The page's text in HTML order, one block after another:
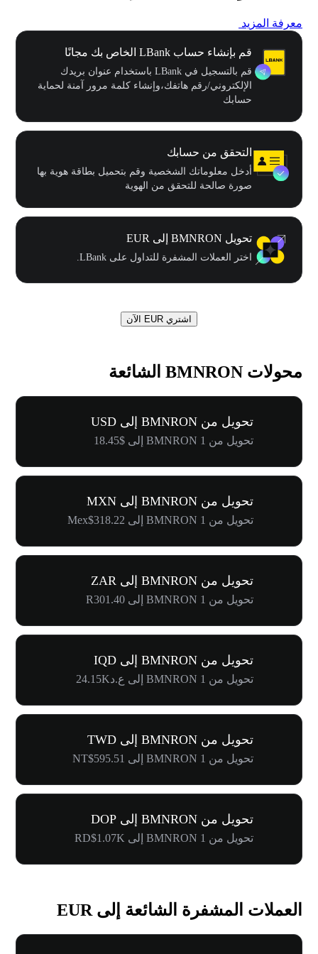
معرفة المزيد
قم بإنشاء حساب LBank الخاص بك مجانًا
قم بالتسجيل في LBank باستخدام عنوان بريدك
الإلكتروني/رقم هاتفك،وإنشاء كلمة مرور آمنة لحماية
حسابك
التحقق من حسابك
أدخل معلوماتك الشخصية وقم بتحميل بطاقة هوية بها
صورة صالحة للتحقق من الهوية
تحويل BMNRON إلى EUR
اختر العملات المشفرة للتداول على LBank.
اشتري EUR الآن
محولات BMNRON الشائعة
تحويل من BMNRON إلى USD
تحويل من 1 BMNRON إلى $18.45
تحويل من BMNRON إلى MXN
تحويل من 1 BMNRON إلى Mex$318.22
تحويل من BMNRON إلى ZAR
تحويل من 1 BMNRON إلى R301.40
تحويل من BMNRON إلى IQD
تحويل من 1 BMNRON إلى ع.د24.15K
تحويل من BMNRON إلى TWD
تحويل من 1 BMNRON إلى NT$595.51
تحويل من BMNRON إلى DOP
تحويل من 1 BMNRON إلى RD$1.07K
العملات المشفرة الشائعة إلى EUR